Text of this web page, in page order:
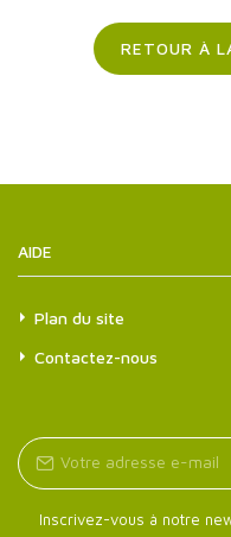
RETOUR À
AIDE
Plan du site
Contactez-nous
Inscrivez-vous à notre